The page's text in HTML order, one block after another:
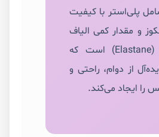
پلی‌استر با کیفیت
و مقدار کمی الیاف
کشسان (Elastane) است که
از دوام، راحتی و
را ایجاد می‌کند.